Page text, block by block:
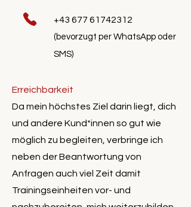
+43 677 61742312
(bevorzugt per WhatsApp oder
SMS)
Erreichbarkeit
Da mein höchstes Ziel darin liegt, dich
und andere Kund*innen so gut wie
möglich zu begleiten, verbringe ich
neben der Beantwortung von
Anfragen auch viel Zeit damit
Trainingseinheiten vor- und